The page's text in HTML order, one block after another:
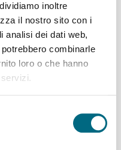
inoltre
il nostro sito con i
analisi dei dati web,
combinarle
loro o che hanno
giovedì 6